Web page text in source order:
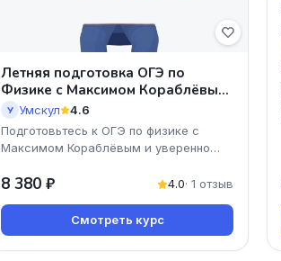
Летняя подготовка ОГЭ по
Физике с Максимом Кораблёвым
– 9 класс
У Умскул
4.6
Подготовьтесь к ОГЭ по физике с
Максимом Кораблёвым и уверенно
предлагает уникальную возможно
8 380 ₽ 4.0· 1 отзыв
Смотреть курс